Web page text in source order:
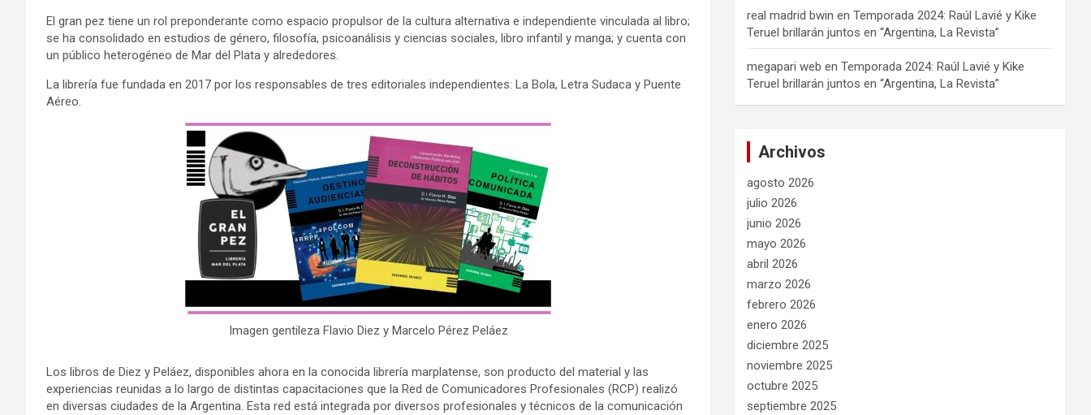
El gran pez tiene un rol preponderante como espacio propulsor de la cultura alternativa e independiente vinculada al libro;
se ha consolidado en estudios de género, filosofía, psicoanálisis y ciencias sociales, libro infantil y manga; y cuenta con
un público heterogéneo de Mar del Plata y alrededores.
La librería fue fundada en 2017 por los responsables de tres editoriales independientes: La Bola, Letra Sudaca y Puente
Aéreo.
Imagen gentileza Flavio Diez y Marcelo Pérez Peláez
Los libros de Diez y Peláez, disponibles ahora en la conocida librería marplatense, son producto del material y las
experiencias reunidas a lo largo de distintas capacitaciones que la Red de Comunicadores Profesionales (RCP) realizó
en diversas ciudades de la Argentina. Esta red está integrada por diversos profesionales y técnicos de la comunicación
real madrid bwin enTemporada 2024: Raúl Lavié y Kike
Teruel brillarán juntos en “Argentina, La Revista”
megapari web enTemporada 2024: Raúl Lavié y Kike
Teruel brillarán juntos en “Argentina, La Revista”
Archivos
agosto 2026
julio 2026
junio 2026
mayo 2026
abril 2026
marzo 2026
febrero 2026
enero 2026
diciembre 2025
noviembre 2025
octubre 2025
septiembre 2025